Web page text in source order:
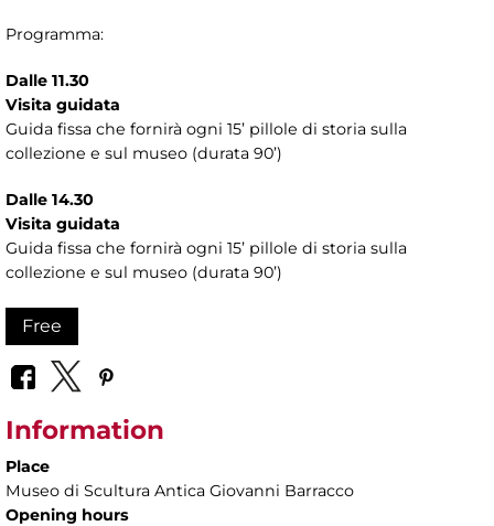
Programma:
Dalle 11.30
Visita guidata
Guida fissa che fornirà ogni 15’ pillole di storia sulla
collezione e sul museo (durata 90’)
Dalle 14.30
Visita guidata
Guida fissa che fornirà ogni 15’ pillole di storia sulla
collezione e sul museo (durata 90’)
Free
Information
Place
Museo di Scultura Antica Giovanni Barracco
Opening hours